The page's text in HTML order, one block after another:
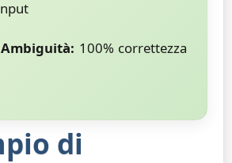
100% correttezza
di